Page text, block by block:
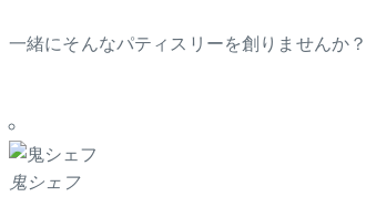
一緒にそんなパティスリーを創りませんか？
鬼シェフ